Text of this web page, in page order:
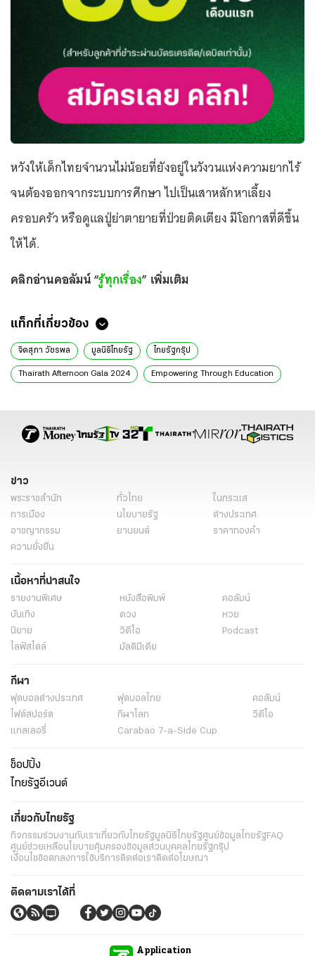
หวังให้เด็กไทยจำนวนไม่น้อยที่ยังอยู่ในวังวนแห่งความยากไร้
จนต้องออกจากระบบการศึกษา ไปเป็นเสาหลักหาเลี้ยง
ครอบครัว หรือดูแลปู่ย่าตายายที่ป่วยติดเตียง มีโอกาสที่ดีขึ้น
ให้ได้.
คลิกอ่านคอลัมน์ “รู้ทุกเรื่อง” เพิ่มเติม
แท็กที่เกี่ยวข้อง
จิตสุภา วัชรพล มูลนิธิไทยรัฐ ไทยรัฐกรุ๊ป
Thairath Afternoon Gala 2024 Empowering Through Education
รู้ทุกเรื่อง
ข่าว
พระราชสำนัก ทั่วไทย
ในกระแส
การเมือง
นโยบายรัฐ
ต่างประเทศ
อาชญากรรม
ยานยนต์
ราคาทองคำ
ความยั่งยืน
เนื้อหาที่น่าสนใจ
รายงานพิเศษ หนังสือพิมพ์
คอลัมน์
บันเทิง
ดวง
หวย
นิยาย
วิดีโอ
Podcast
ไลฟ์สไตล์
มัลติมีเดีย
กีฬา
ฟุตบอลต่่างประเทศ ฟุตบอลไทย
คอลัมน์
ไฟต์สปอร์ต
กีฬาโลก
วิดีโอ
แกลเลอรี่
Carabao 7-a-Side Cup
ช็อปปิ้ง
ไทยรัฐอีเวนต์
เกี่ยวกับไทยรัฐ
กิจกรรมร่วมงานกับเราเกี่ยวกับไทยรัฐมูลนิธิไทยรัฐศูนย์ข้อมูลไทยรัฐFAQ
ศูนย์ช่วยเหลือนโยบายคุ้มครองข้อมูลส่วนบุคคลไทยรัฐกรุ๊ป
เงื่อนไขข้อตกลงการใช้บริการติดต่อเราติดต่อโฆษณา
ติดตามเราได้ที่
Application